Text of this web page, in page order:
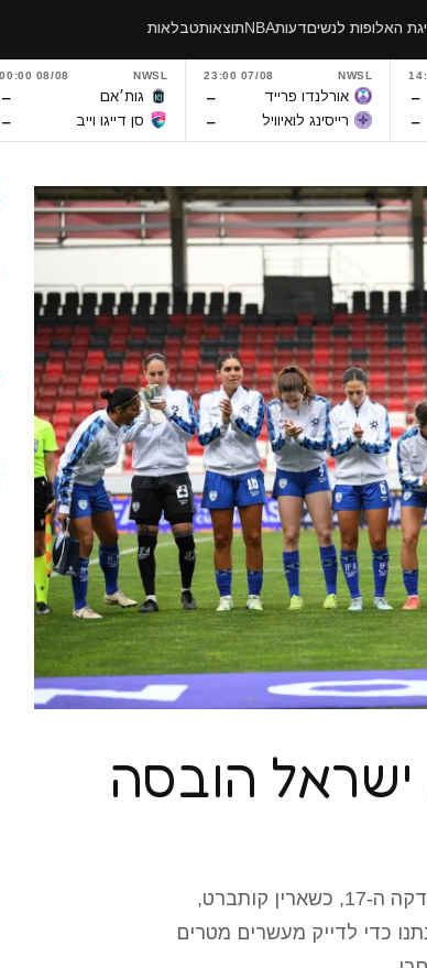
האלופות לנשיםדעותNBAתוצאותטבלאות
–
–
NWSL
07/08 23:00
אורלנדו פרייד –
רייסינג לואיוויל –
NWSL
08/08 00:00
גות׳אם –
סן דייגו וייב –
הובסה
השליטה הסקוטית המוחלטת הגיעה לידי ביטוי בדקה ה-17, כשארין קותברט,
כדי לדייק מעשרים מטרים